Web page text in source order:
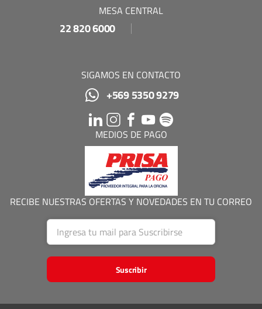
MESA CENTRAL
22 820 6000
SIGAMOS EN CONTACTO
+569 5350 9279
MEDIOS DE PAGO
RECIBE NUESTRAS OFERTAS Y NOVEDADES EN TU CORREO
Suscribir